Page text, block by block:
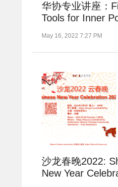
华协专业讲座：
Tools for Inner
May 16, 2022 7:27 PM
沙龙春晚2022:
New Year